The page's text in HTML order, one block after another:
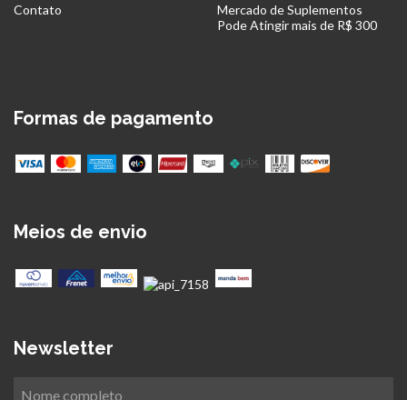
Contato
Mercado de Suplementos
Pode Atingir mais de R$ 300
Formas de pagamento
Meios de envio
Newsletter